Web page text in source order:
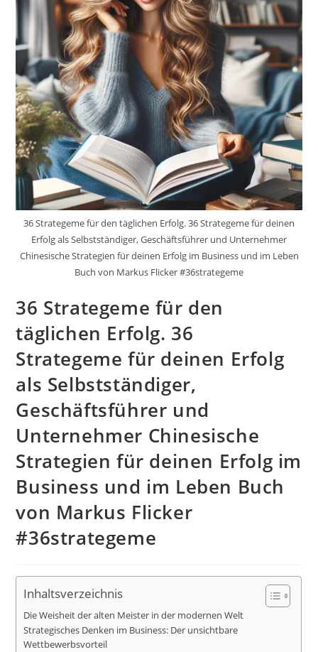
36 Strategeme für den täglichen Erfolg. 36 Strategeme für deinen
Erfolg als Selbstständiger, Geschäftsführer und Unternehmer
Chinesische Strategien für deinen Erfolg im Business und im Leben
Buch von Markus Flicker #36strategeme
36 Strategeme für den
täglichen Erfolg. 36
Strategeme für deinen Erfolg
als Selbstständiger,
Geschäftsführer und
Unternehmer Chinesische
Strategien für deinen Erfolg im
Business und im Leben Buch
von Markus Flicker
#36strategeme
Inhaltsverzeichnis
Die Weisheit der alten Meister in der modernen Welt
Strategisches Denken im Business: Der unsichtbare
Wettbewerbsvorteil